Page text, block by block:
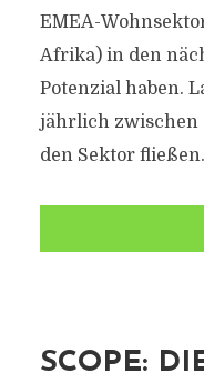
EMEA-
Afrika) in den
Potenzial haben.
jährlich zwischen
den Sektor
SCOPE: